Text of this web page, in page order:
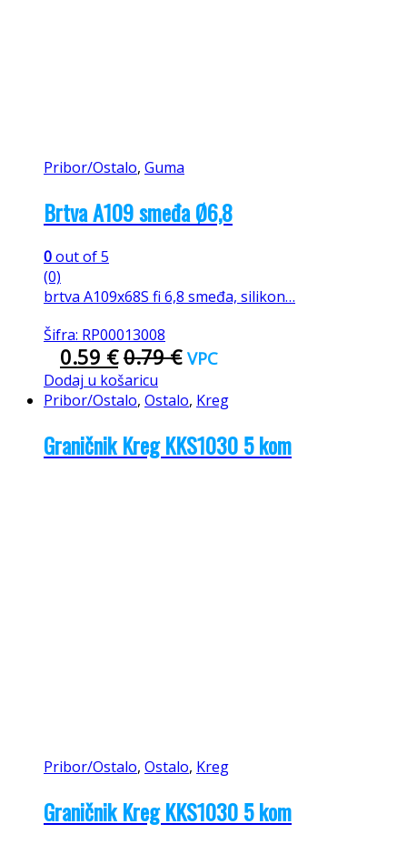
Pribor/Ostalo, Guma
Brtva A109 smeđa Ø6,8
0out of 5
(0)
brtva A109x68S fi 6,8 smeđa, silikon…
Šifra: RP00013008
0.59 € 0.79€ VPC
Dodaj u košaricu
Pribor/Ostalo, Ostalo, Kreg
Graničnik Kreg KKS1030 5 kom
Pribor/Ostalo, Ostalo, Kreg
Graničnik Kreg KKS1030 5 kom